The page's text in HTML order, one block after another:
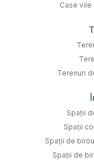
Case vile
Terenuri
Spații
Spații
Spații de
Spații de